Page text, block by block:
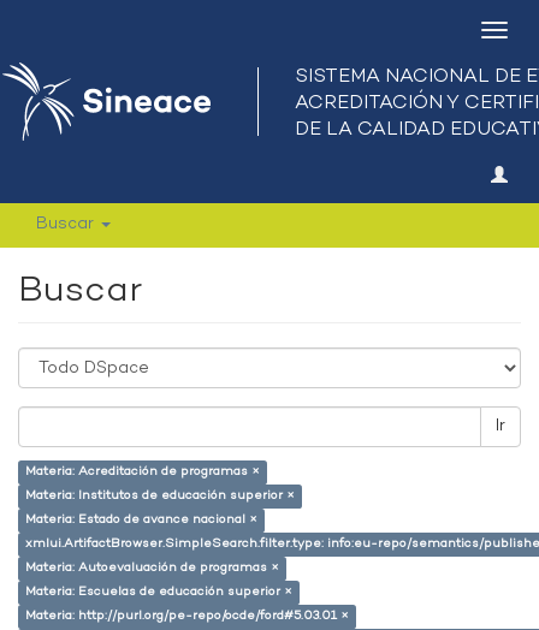
Buscar
Buscar
Ir
Materia: Acreditación de programas ×
Materia: Institutos de educación superior ×
Materia: Estado de avance nacional ×
xmlui.ArtifactBrowser.SimpleSearch.filter.type: info:eu-repo/semantics/
Materia: Autoevaluación de programas ×
Materia: Escuelas de educación superior ×
Materia: http://purl.org/pe-repo/ocde/ford#5.03.01 ×